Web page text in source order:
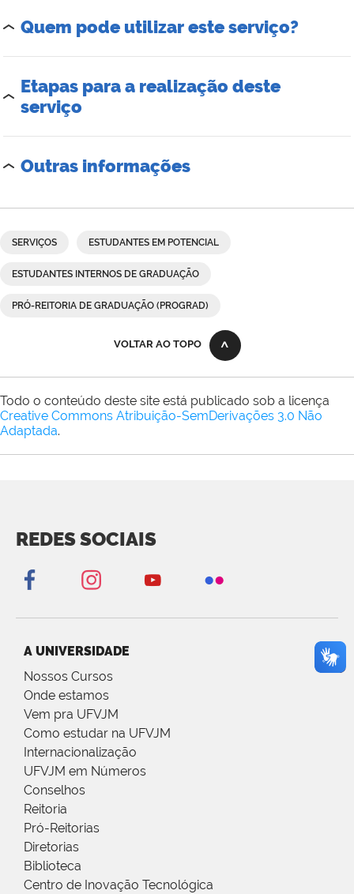
Quem pode utilizar este serviço?
Etapas para a realização deste
serviço
Outras informações
SERVIÇOS ESTUDANTES EM POTENCIAL
ESTUDANTES INTERNOS DE GRADUAÇÃO
PRÓ-REITORIA DE GRADUAÇÃO (PROGRAD)
VOLTAR AO TOPO
Todo o conteúdo deste site está publicado sob a licença
Creative Commons Atribuição-SemDerivações 3.0 Não
Adaptada.
REDES SOCIAIS
A UNIVERSIDADE
Nossos Cursos
Onde estamos
Vem pra UFVJM
Como estudar na UFVJM
Internacionalização
UFVJM em Números
Conselhos
Reitoria
Pró-Reitorias
Diretorias
Biblioteca
Centro de Inovação Tecnológica